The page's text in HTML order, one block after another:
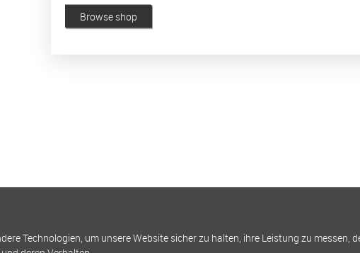
Browse shop
Technologien, um unsere Website sicher zu halten, ihre Leistung zu